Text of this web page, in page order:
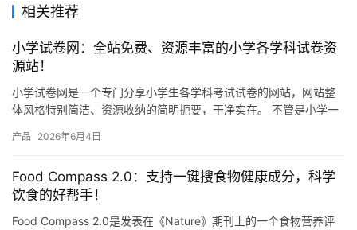
相关推荐
小学试卷网：全站免费、资源丰富的小学各学科试卷资
源站！
小学试卷网是一个专门分享小学生各学科考试试卷的网站，网站整
体风格特别简洁、资源收纳的简明扼要，干净实在。 不管是小学一
都有…
产品 2026年6月4日
Food Compass 2.0：支持一键搜食物健康成分，科学
饮食的好帮手！
Food Compass 2.0是发表在《Nature》期刊上的一个食物营养评